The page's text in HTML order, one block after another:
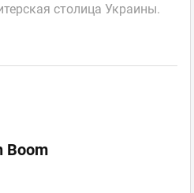
столица Украины.
Boom